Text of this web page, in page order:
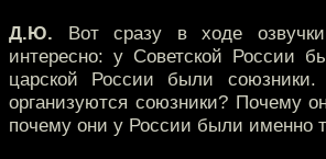
Д.Ю. Вот сразу в ходе
интересно: у Советской России
царской России были
организуются союзники? Почему
почему они у России были именно